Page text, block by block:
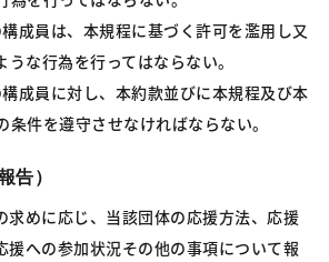
成員は、本規程に基づく許可を濫用し又
な行為を行ってはならない。
成員に対し、本約款並びに本規程及び本
件を遵守させなければならない。
告）
求めに応じ、当該団体の応援方法、応援
援への参加状況その他の事項について報